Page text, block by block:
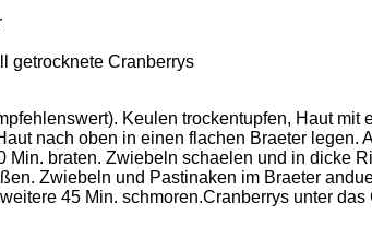
getrocknete Cranberrys
Keulen trockentupfen, Haut
nach oben in einen flachen Braeter
Min. braten. Zwiebeln schaelen und in
Zwiebeln und Pastinaken im Braeter
45 Min. schmoren.Cranberrys unter